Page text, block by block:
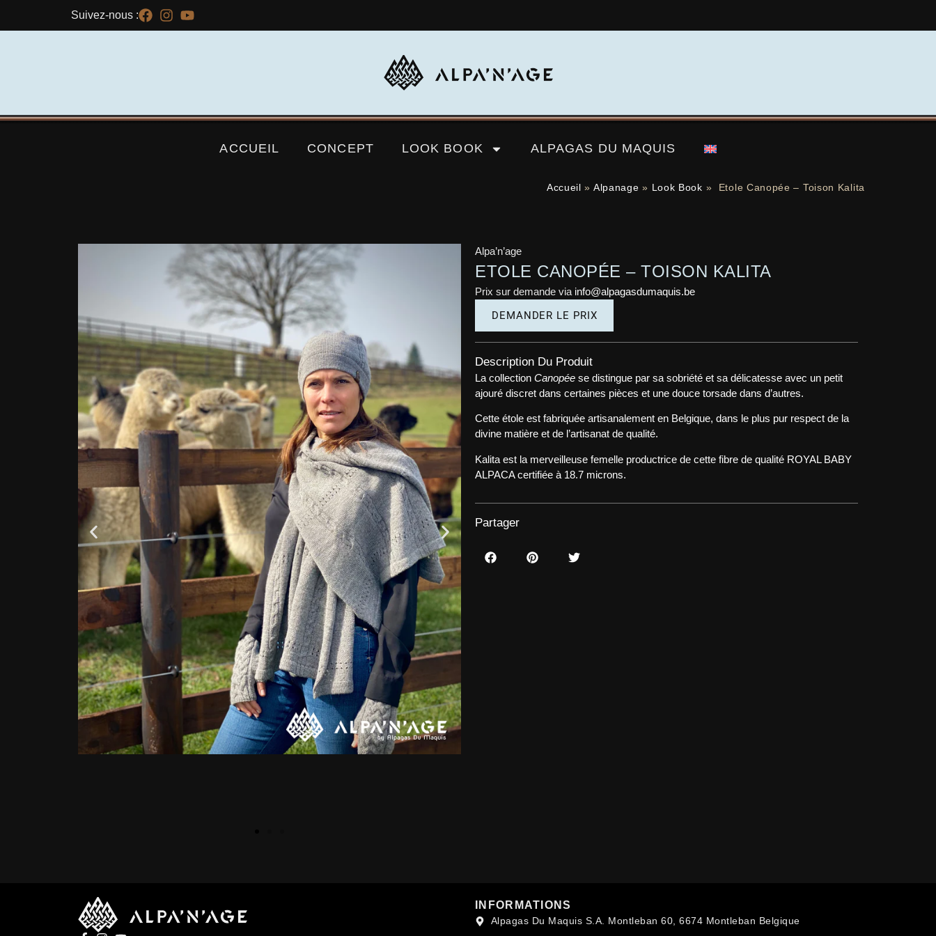
Suivez-nous :
ACCUEIL CONCEPT LOOK BOOK ALPAGAS DU MAQUIS
Accueil » Alpanage » Look Book » Etole Canopée – Toison Kalita
Alpa’n’age
ETOLE CANOPÉE – TOISON KALITA
Prix sur demande via info@alpagasdumaquis.be
DEMANDER LE PRIX
Description Du Produit
La collection Canopée se distingue par sa sobriété et sa délicatesse avec un petit
ajouré discret dans certaines pièces et une douce torsade dans d’autres.
Cette étole est fabriquée artisanalement en Belgique, dans le plus pur respect de la
divine matière et de l’artisanat de qualité.
Kalita est la merveilleuse femelle productrice de cette fibre de qualité ROYAL BABY
ALPACA certifiée à 18.7 microns.
Partager
INFORMATIONS
Alpagas Du Maquis S.A. Montleban 60, 6674 Montleban Belgique